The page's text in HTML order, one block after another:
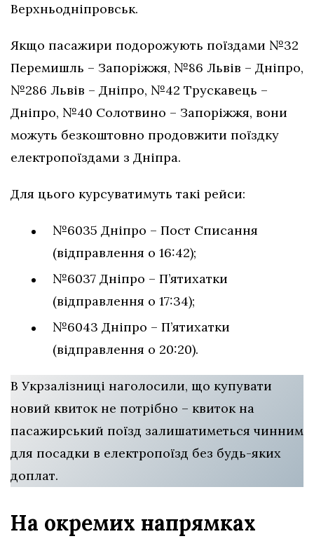
Верхньодніпровськ.
Якщо пасажири подорожують поїздами №32
Перемишль – Запоріжжя, №86 Львів – Дніпро,
№286 Львів – Дніпро, №42 Трускавець –
Дніпро, №40 Солотвино – Запоріжжя, вони
можуть безкоштовно продовжити поїздку
електропоїздами з Дніпра.
Для цього курсуватимуть такі рейси:
№6035 Дніпро – Пост Списання
(відправлення о 16:42);
№6037 Дніпро – П’ятихатки
(відправлення о 17:34);
№6043 Дніпро – П’ятихатки
(відправлення о 20:20).
В Укрзалізниці наголосили, що купувати
новий квиток не потрібно – квиток на
пасажирський поїзд залишатиметься чинним
для посадки в електропоїзд без будь-яких
доплат.
На окремих напрямках